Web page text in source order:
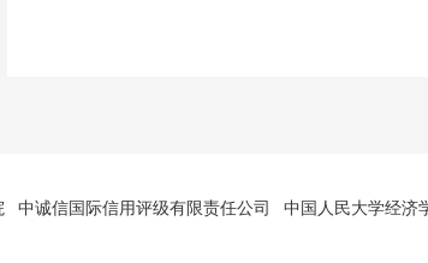
中诚信国际信用评级有限责任公司 中国人民大学经济